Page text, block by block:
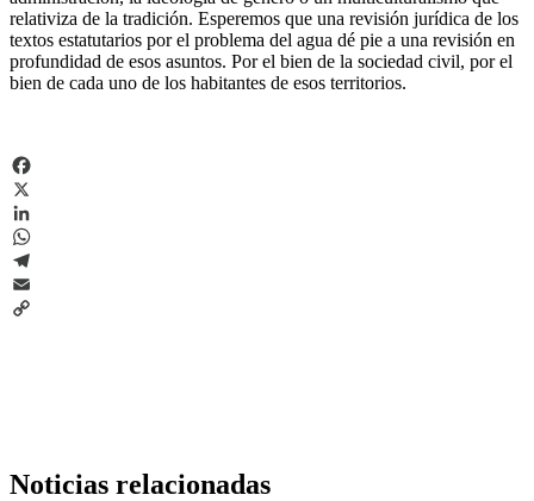
relativiza de la tradición. Esperemos que una revisión jurídica de los
textos estatutarios por el problema del agua dé pie a una revisión en
profundidad de esos asuntos. Por el bien de la sociedad civil, por el
bien de cada uno de los habitantes de esos territorios.
Facebook
X
LinkedIn
WhatsApp
Telegram
Email
Noticias relacionadas